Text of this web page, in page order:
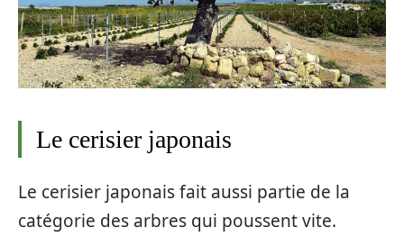
Le cerisier japonais
Le cerisier japonais fait aussi partie de la
catégorie des arbres qui poussent vite.